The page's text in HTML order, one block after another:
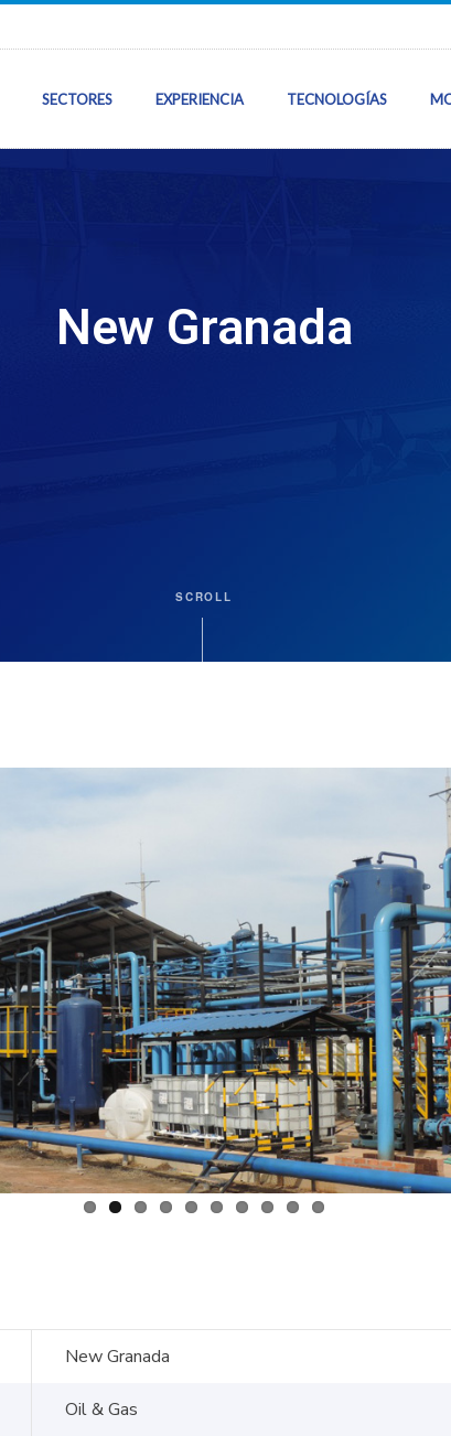
SECTORES EXPERIENCIA TECNOLOGÍAS
Sectores
Contacto
New Granada
SCROLL
New Granada
Oil & Gas